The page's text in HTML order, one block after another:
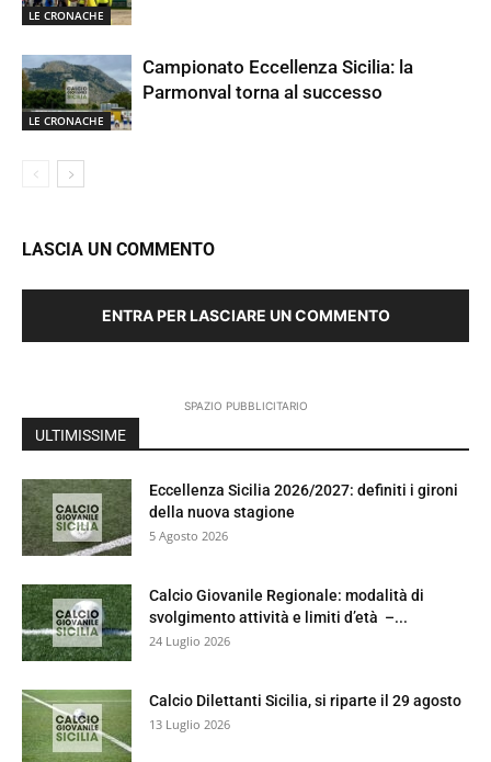
LE CRONACHE
LE CRONACHE
Campionato Eccellenza Sicilia: la
Parmonval torna al successo
LASCIA UN COMMENTO
ENTRA PER LASCIARE UN COMMENTO
SPAZIO PUBBLICITARIO
ULTIMISSIME
Eccellenza Sicilia 2026/2027: definiti i gironi
della nuova stagione
5 Agosto 2026
Calcio Giovanile Regionale: modalità di
svolgimento attività e limiti d’età –...
24 Luglio 2026
Calcio Dilettanti Sicilia, si riparte il 29 agosto
13 Luglio 2026